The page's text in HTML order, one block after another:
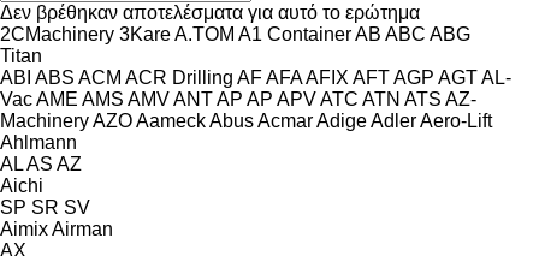
Δεν βρέθηκαν αποτελέσματα για αυτό το ερώτημα
2CMachinery 3KareA.TOM A1 ContainerAB ABC ABG
Titan
ABI ABS ACM ACR Drilling AFAFAAFIX AFTAGP AGTAL-
VacAME AMS AMVANTAP AP APVATC ATN ATS AZ-
MachineryAZOAameckAbusAcmarAdigeAdlerAero-Lift
Ahlmann
ALAS AZ
Aichi
SP SR SV
AimixAirman
AX